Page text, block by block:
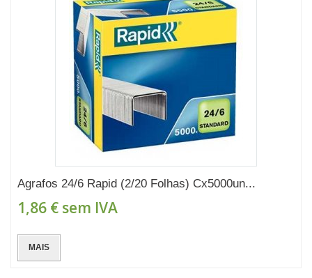
Agrafos 24/6 Rapid (2/20 Folhas) Cx5000un...
1,86 € sem IVA
MAIS